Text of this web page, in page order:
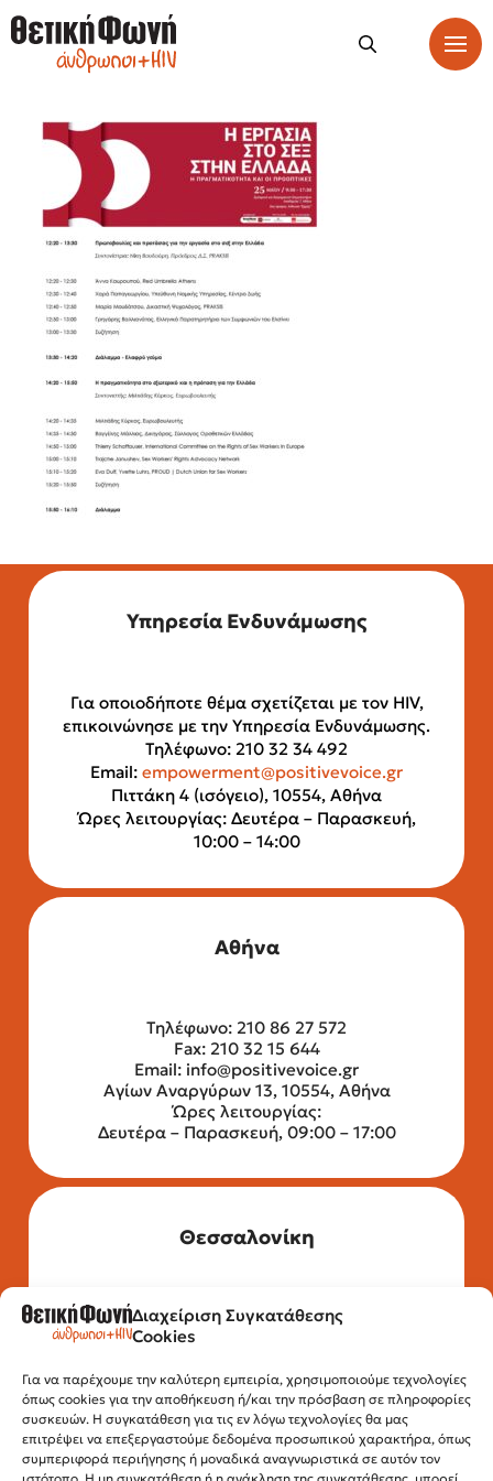
Διαχείριση Συγκατάθεσης
Cookies
Για να παρέχουμε την καλύτερη εμπειρία, χρησιμοποιούμε τεχνολογίες
όπως cookies για την αποθήκευση ή/και την πρόσβαση σε πληροφορίες
συσκευών. Η συγκατάθεση για τις εν λόγω τεχνολογίες θα μας
επιτρέψει να επεξεργαστούμε δεδομένα προσωπικού χαρακτήρα, όπως
συμπεριφορά περιήγησης ή μοναδικά αναγνωριστικά σε αυτόν τον
Υπηρεσία Ενδυνάμωσης
Για οποιοδήποτε θέμα σχετίζεται με τον HIV,
επικοινώνησε με την Υπηρεσία Ενδυνάμωσης.
Τηλέφωνο: 210 32 34 492
Email: empowerment@positivevoice.gr
Πιττάκη 4 (ισόγειο), 10554, Αθήνα
Ώρες λειτουργίας: Δευτέρα – Παρασκευή,
10:00 – 14:00
Αθήνα
Τηλέφωνο: 210 86 27 572
Fax: 210 32 15 644
Email: info@positivevoice.gr
Αγίων Αναργύρων 13, 10554, Αθήνα
Ώρες λειτουργίας:
Δευτέρα – Παρασκευή, 09:00 – 17:00
Θεσσαλονίκη
Τηλέφωνο: 2315 525 020
Fax: 210 32 15 644
Εγνατίας 112, 3ος όροφος, 54622,
Θεσσαλονίκη
Ώρες λειτουργίας:
Δευτέρα – Παρασκευή, 10:00 –14:00